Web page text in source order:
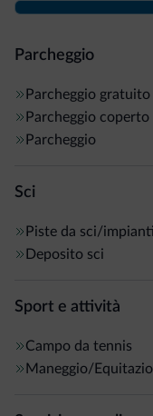
Parcheggio
Parcheggio gratuito
Parcheggio coperto
Parcheggio
Sci
Piste da sci/impianti
Deposito sci
Sport e attività
Campo da tennis
Maneggio/